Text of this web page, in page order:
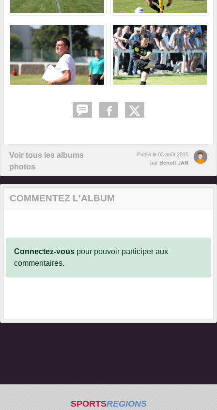
Voir tous les albums
photos
Publié le 03 août 2015
par Benoit JAN
COMMENTEZ L'ALBUM
Connectez-vous pour pouvoir participer aux
commentaires.
SPORTSREGIONS